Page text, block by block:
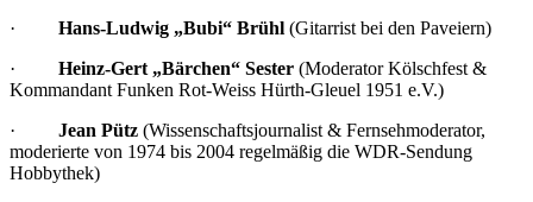
· Hans-Ludwig „Bubi“ Brühl (Gitarrist bei den Paveiern)
· Heinz-Gert „Bärchen“ Sester (Moderator Kölschfest &
Kommandant Funken Rot-Weiss Hürth-Gleuel 1951 e.V.)
· Jean Pütz (Wissenschaftsjournalist & Fernsehmoderator,
moderierte von 1974 bis 2004 regelmäßig die WDR-Sendung
Hobbythek)